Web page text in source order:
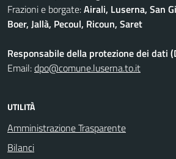
Frazioni e borgate:Airali, Luserna, San
Boer, Jallà, Pecoul, Ricoun, Saret
Responsabile della protezione dei dati
Email:dpo@comune.luserna.to.it
UTILITÀ
Amministrazione Trasparente
Bilanci